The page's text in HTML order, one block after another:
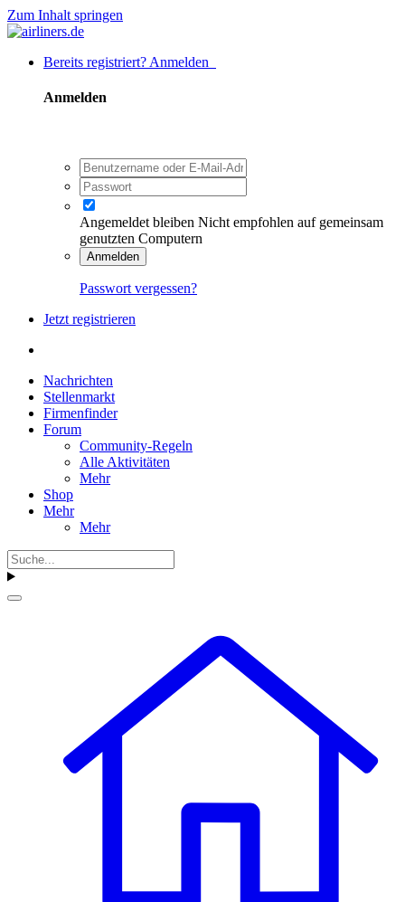
Zum Inhalt springen
Bereits registriert? Anmelden
Anmelden
Angemeldet bleiben Nicht empfohlen auf gemeinsam
genutzten Computern
Anmelden
Passwort vergessen?
Jetzt registrieren
Nachrichten
Stellenmarkt
Firmenfinder
Forum
Community-Regeln
Alle Aktivitäten
Mehr
Shop
Mehr
Mehr